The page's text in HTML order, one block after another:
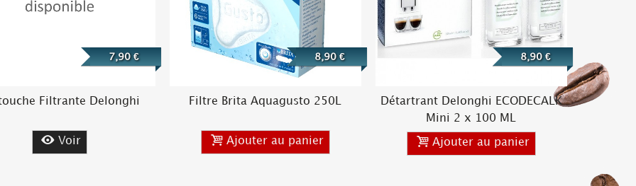
Filtrante Delonghi
7,90 €
Voir
Filtre Brita Aquagusto 250L
8,90 €
Ajouter au panier
Détartrant Delonghi ECODECALK
Mini 2 x 100 ML
8,90 €
Ajouter au panier